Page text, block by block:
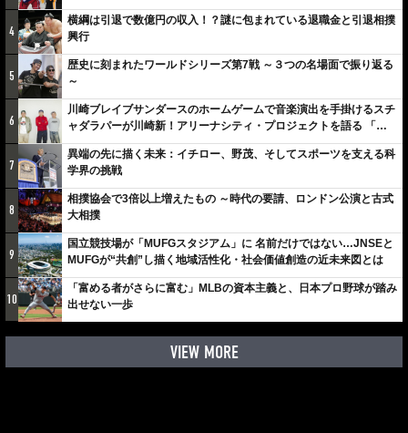
4
横綱は引退で数億円の収入！？謎に包まれている退職金と引退相撲
興行
5
歴史に刻まれたワールドシリーズ第7戦 ～３つの名場面で振り返る
～
6
川崎ブレイブサンダースのホームゲームで音楽演出を手掛けるスチ
ャダラパーが川崎新！アリーナシティ・プロジェクトを語る 「楽
しみでしかないでしょ。川崎は、ずっと成長曲線だから」
7
異端の先に描く未来：イチロー、野茂、そしてスポーツを支える科
学界の挑戦
8
相撲協会で3倍以上増えたもの ～時代の要請、ロンドン公演と古式
大相撲
9
国立競技場が「MUFGスタジアム」に 名前だけではない…JNSEと
MUFGが“共創”し描く地域活性化・社会価値創造の近未来図とは
10
「富める者がさらに富む」MLBの資本主義と、日本プロ野球が踏み
出せない一歩
VIEW MORE